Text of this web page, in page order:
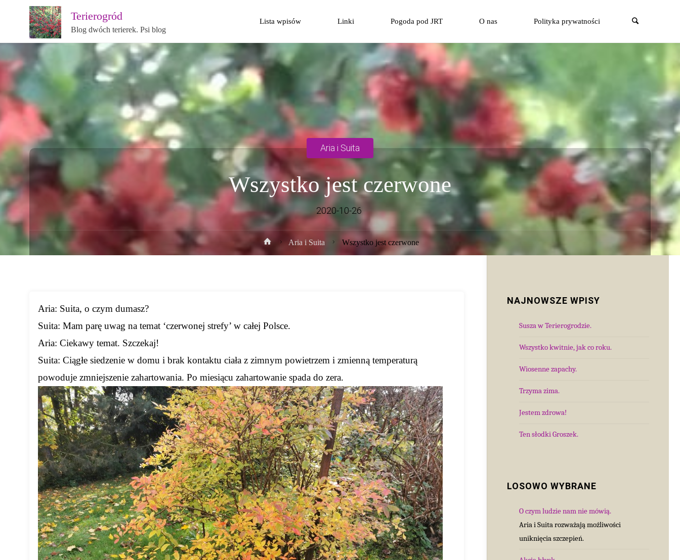
Terierogród
Blog dwóch terierek. Psi blog
treści
Lista wpisów Linki Pogoda pod JRT O nas Polityka prywatności
Wszystko jest czerwone
2020-10-26
Aria i Suita
Strona
główna
Aria i Suita Wszystko jest czerwone
Aria: Suita, o czym dumasz?
Suita: Mam parę uwag na temat ‘czerwonej strefy’ w całej Polsce.
Aria: Ciekawy temat. Szczekaj!
Suita: Ciągłe siedzenie w domu i brak kontaktu ciała z zimnym powietrzem i zmienną temperaturą
powoduje zmniejszenie zahartowania. Po miesiącu zahartowanie spada do zera.
NAJNOWSZE WPISY
Susza w Terierogrodzie.
Wszystko kwitnie, jak co roku.
Wiosenne zapachy.
Trzyma zima.
Jestem zdrowa!
Ten słodki Groszek.
LOSOWO WYBRANE
O czym ludzie nam nie mówią.
Aria i Suita rozważają możliwości
uniknięcia szczepień.